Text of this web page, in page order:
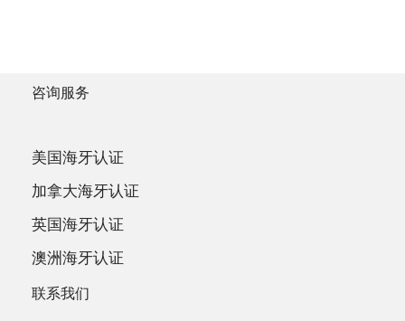
咨询服务
美国海牙认证
加拿大海牙认证
英国海牙认证
澳洲海牙认证
联系我们